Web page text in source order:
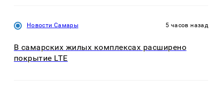
Новости Самары 5 часов назад
В самарских жилых комплексах расширено
покрытие LTE